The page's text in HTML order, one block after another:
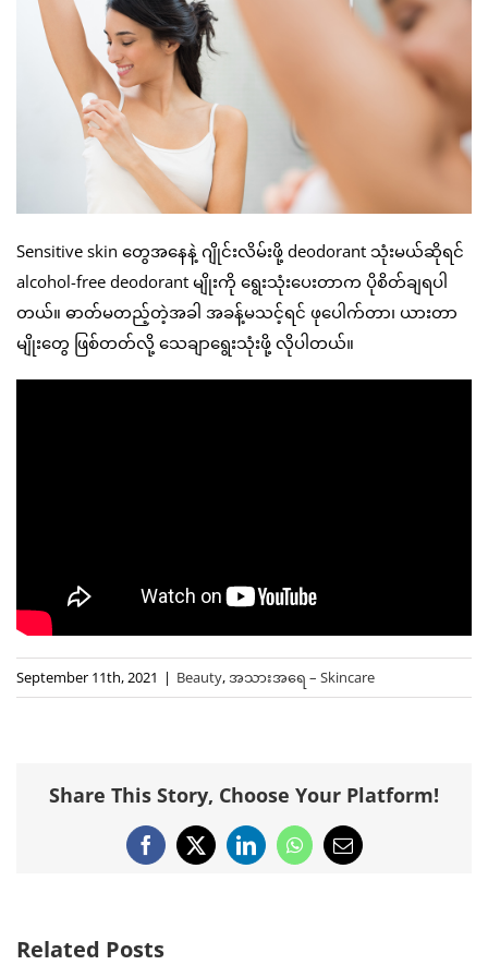
Sensitive skin တွေအနေနဲ့ ဂျိုင်းလိမ်းဖို့ deodorant သုံးမယ်ဆိုရင်
alcohol-free deodorant မျိုးကို ရွေးသုံးပေးတာက ပိုစိတ်ချရပါ
တယ်။ ဓာတ်မတည့်တဲ့အခါ အခန့်မသင့်ရင် ဖုပေါက်တာ၊ ယားတာ
မျိုးတွေ ဖြစ်တတ်လို့ သေချာရွေးသုံးဖို့ လိုပါတယ်။
September 11th, 2021 | Beauty,အသားအရေ – Skincare
Share This Story, Choose Your Platform!
Facebook
X LinkedInWhatsApp
Email
Related Posts